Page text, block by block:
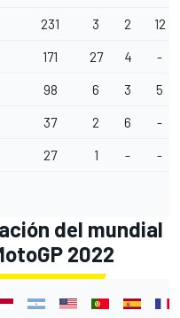
231 3 2 12
171 27 4 -
98 6 3 5
37 2 6 -
27 1 - -
del mundial
2022